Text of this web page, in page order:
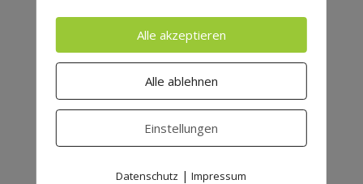
Alle akzeptieren
Alle ablehnen
Einstellungen
Datenschutz |Impressum